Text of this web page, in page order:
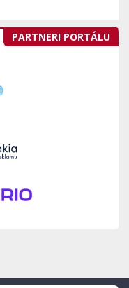
PARTNERI PORTÁLU